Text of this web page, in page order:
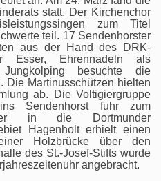
statt. Der Kirchenchor
zum Titel
teil. 17 Sendenhorster
aus der Hand des DRK-
Esser, Ehrennadeln als
Jungkolping besuchte die
Die Martinusschützen hielten
ab. Die Voltigiergruppe
Sendenhorst fuhr zum
in die Dortmunder
Hagenholt erhielt einen
Holzbrücke über den
des St.-Josef-Stifts wurde
angebracht.